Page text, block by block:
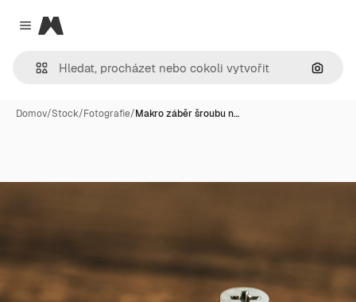
Close menu
Magnific
Hledat
Domov/Stock/Fotografie/Makro záběr šroubu n…